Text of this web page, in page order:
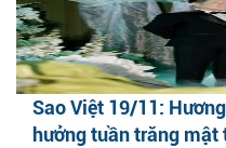
Sao Việt 19/11:
hưởng tuần trăng mật